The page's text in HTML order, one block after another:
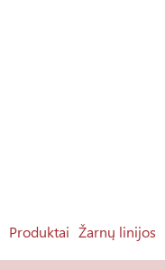
Produktai Žarnų linijos